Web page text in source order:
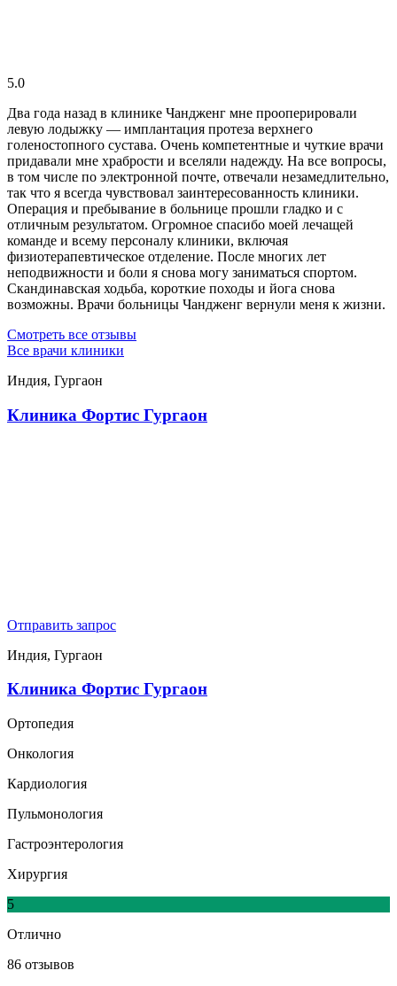
5.0
Два года назад в клинике Чандженг мне прооперировали
левую лодыжку — имплантация протеза верхнего
голеностопного сустава. Очень компетентные и чуткие врачи
придавали мне храбрости и вселяли надежду. На все вопросы,
в том числе по электронной почте, отвечали незамедлительно,
так что я всегда чувствовал заинтересованность клиники.
Операция и пребывание в больнице прошли гладко и с
отличным результатом. Огромное спасибо моей лечащей
команде и всему персоналу клиники, включая
физиотерапевтическое отделение. После многих лет
неподвижности и боли я снова могу заниматься спортом.
Скандинавская ходьба, короткие походы и йога снова
возможны. Врачи больницы Чандженг вернули меня к жизни.
Смотреть все отзывы
Все врачи клиники
Индия, Гургаон
Клиника Фортис Гургаон
Отправить запрос
Индия, Гургаон
Клиника Фортис Гургаон
Ортопедия
Онкология
Кардиология
Пульмонология
Гастроэнтерология
Хирургия
5
Отлично
86 отзывов